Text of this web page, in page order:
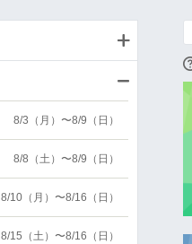
8/3（月）〜8/9（日）
8/8（土）〜8/9（日）
8/10（月）〜8/16（日）
8/15（土）〜8/16（日）